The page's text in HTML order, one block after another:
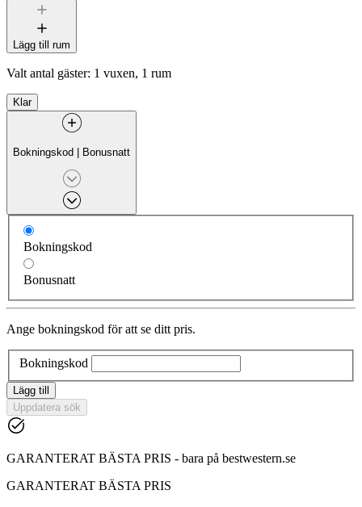
Lägg till rum
Valt antal gäster: 1 vuxen, 1 rum
Klar
Bokningskod | Bonusnatt
Bokningskod
Bonusnatt
Ange bokningskod för att se ditt pris.
Bokningskod
Lägg till
Uppdatera sök
GARANTERAT BÄSTA PRIS - bara på bestwestern.se
GARANTERAT BÄSTA PRIS